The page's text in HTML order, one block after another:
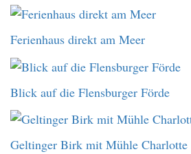
Ferienhaus direkt am Meer
Blick auf die Flensburger Förde
Geltinger Birk mit Mühle Charlotte